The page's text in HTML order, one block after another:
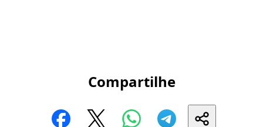
Compartilhe